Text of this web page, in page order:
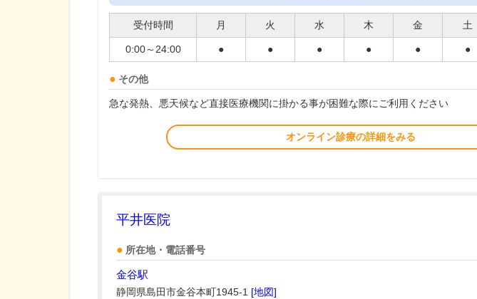
受付時間 月 火 水 木 金 土
0:00～24:00 ● ● ● ● ● ●
その他
急な発熱、悪天候など直接医療機関に掛かる事が困難な際にご利用ください
オンライン診療の詳細をみる
平井医院
所在地・電話番号
金谷駅
静岡県島田市金谷本町1945-1 [地図]